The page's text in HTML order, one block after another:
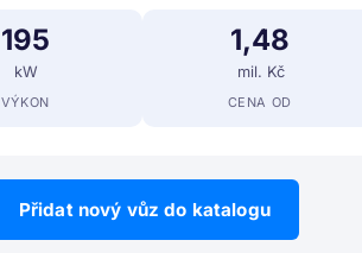
195
kW
VÝKON
1,48
mil. Kč
CENA OD
Přidat nový vůz do katalogu